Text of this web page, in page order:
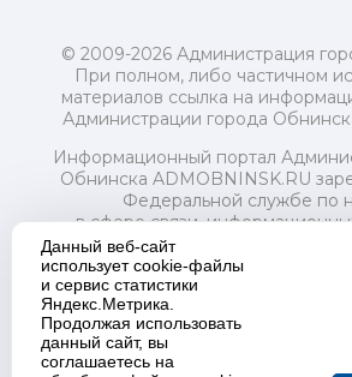
© 2009-2026 Администрация
При полном, либо частичном
материалов ссылка на
Администрации города
Информационный портал
Обнинска ADMOBNINSK.RU
Федеральной службе по
в сфере связи,
и массовых коммуникаций
2018 года.
Свидетельство о регистрации
Учредитель: Администрация
распорядительный орган)
Обнинск". Главный редактор:
Данный веб-сайт
использует cookie-файлы
и сервис статистики
Яндекс.Метрика.
Продолжая использовать
данный сайт, вы
соглашаетесь на